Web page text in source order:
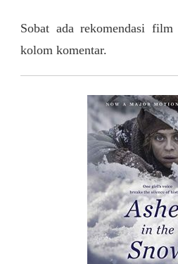
Sobat ada rekomendasi
kolom komentar.